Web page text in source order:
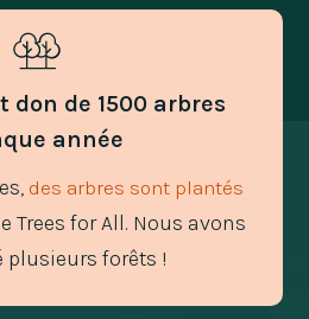
don de 1500 arbres
année
des arbres sont plantés
Trees for All. Nous avons
plusieurs forêts !